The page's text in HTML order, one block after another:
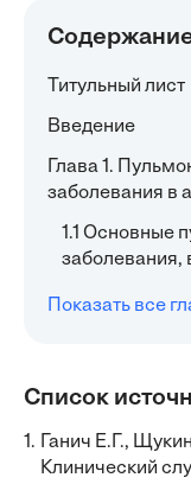
Титульный лист
Введение
Глава 1.
заболевания в
1.1 Основные
заболевания,
Показать все
Список
1.
Ганич Е.Г.,
Клинический